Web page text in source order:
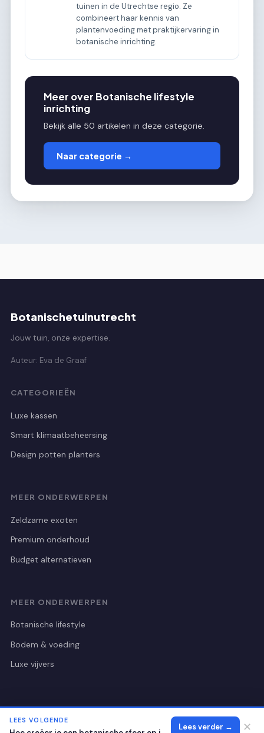
tuinen in de Utrechtse regio. Ze
combineert haar kennis van
plantenvoeding met praktijkervaring in
botanische inrichting.
Meer over Botanische lifestyle
inrichting
Bekijk alle 50 artikelen in deze categorie.
Naar categorie →
Botanischetuinutrecht
Jouw tuin, onze expertise.
Auteur: Eva de Graaf
CATEGORIEËN
Luxe kassen
Smart klimaatbeheersing
Design potten planters
MEER ONDERWERPEN
Zeldzame exoten
Premium onderhoud
Budget alternatieven
MEER ONDERWERPEN
Botanische lifestyle
Bodem & voeding
Luxe vijvers
© 2026 Botanischetuinutrecht Alle rechten voorbehouden.
LEES VOLGENDE
Lees verder → ✕